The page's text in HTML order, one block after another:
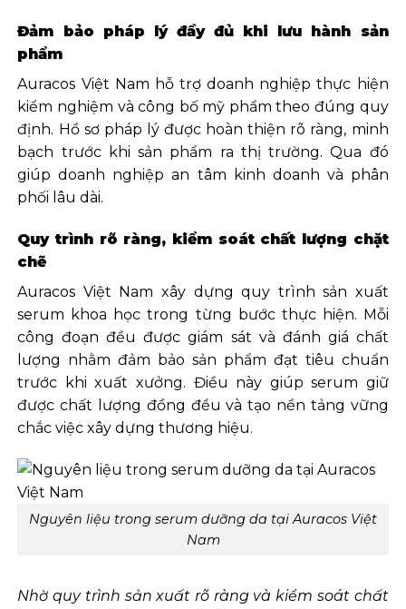
Đảm bảo pháp lý đầy đủ khi lưu hành sản
phẩm
Auracos Việt Nam hỗ trợ doanh nghiệp thực hiện
kiểm nghiệm và công bố mỹ phẩm theo đúng quy
định. Hồ sơ pháp lý được hoàn thiện rõ ràng, minh
bạch trước khi sản phẩm ra thị trường. Qua đó
giúp doanh nghiệp an tâm kinh doanh và phân
phối lâu dài.
Quy trình rõ ràng, kiểm soát chất lượng chặt
chẽ
Auracos Việt Nam xây dựng quy trình sản xuất
serum khoa học trong từng bước thực hiện. Mỗi
công đoạn đều được giám sát và đánh giá chất
lượng nhằm đảm bảo sản phẩm đạt tiêu chuẩn
trước khi xuất xưởng. Điều này giúp serum giữ
được chất lượng đồng đều và tạo nền tảng vững
chắc việc xây dựng thương hiệu.
Nguyên liệu trong serum dưỡng da tại Auracos Việt
Nam
Nhờ quy trình sản xuất rõ ràng và kiểm soát chất